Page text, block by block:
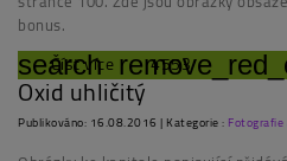
bonus.
search
Číst více 4553
Oxid uhličitý
Publikováno: 16.08.2016 | Kategorie :